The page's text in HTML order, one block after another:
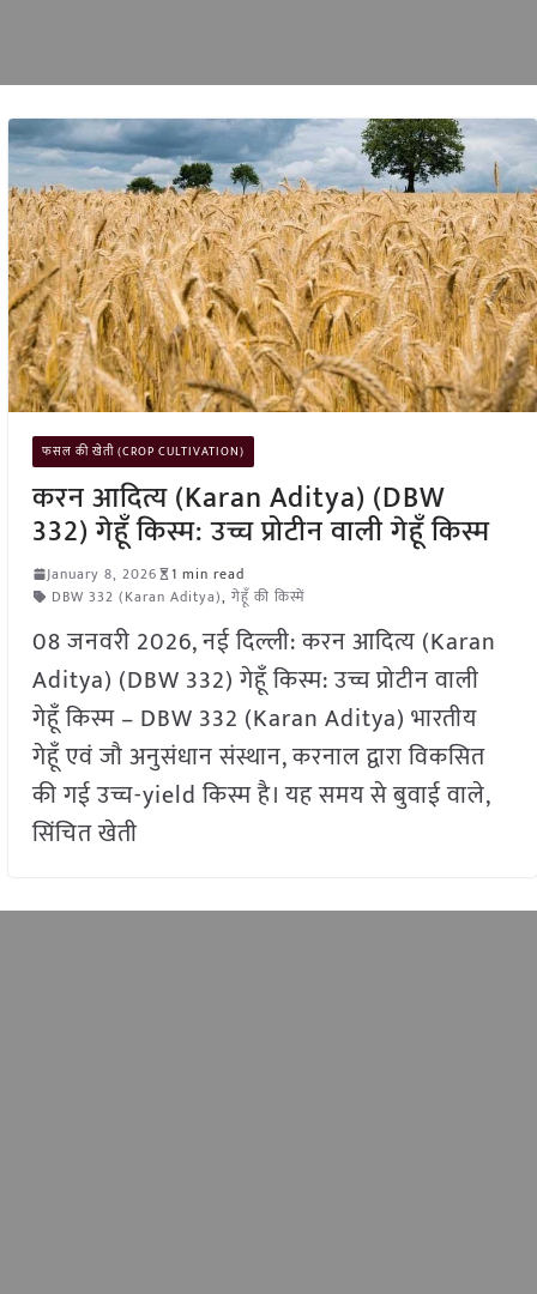
फसल की खेती (CROP CULTIVATION)
करन आदित्य (Karan Aditya) (DBW
332) गेहूँ किस्म: उच्च प्रोटीन वाली गेहूँ किस्म
January 8, 2026
1 min read
DBW 332 (Karan Aditya), गेहूँ की किस्में
08 जनवरी 2026, नई दिल्ली: करन आदित्य (Karan
Aditya) (DBW 332) गेहूँ किस्म: उच्च प्रोटीन वाली
गेहूँ किस्म – DBW 332 (Karan Aditya) भारतीय
गेहूँ एवं जौ अनुसंधान संस्थान, करनाल द्वारा विकसित
की गई उच्च-yield किस्म है। यह समय से बुवाई वाले,
सिंचित खेती